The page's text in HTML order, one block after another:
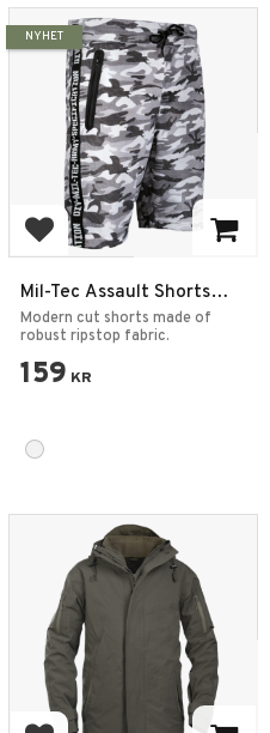
Add to favorites
Mil-Tec Assault Shorts
Ripstop
Modern cut shorts made of
robust ripstop fabric.
159 KR
NYHET